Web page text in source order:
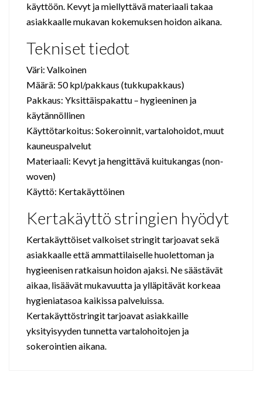
käyttöön. Kevyt ja miellyttävä materiaali takaa
asiakkaalle mukavan kokemuksen hoidon aikana.
Tekniset tiedot
Väri: Valkoinen
Määrä: 50 kpl/pakkaus (tukkupakkaus)
Pakkaus: Yksittäispakattu – hygieeninen ja
käytännöllinen
Käyttötarkoitus: Sokeroinnit, vartalohoidot, muut
kauneuspalvelut
Materiaali: Kevyt ja hengittävä kuitukangas (non-
woven)
Käyttö: Kertakäyttöinen
Kertakäyttö stringien hyödyt
Kertakäyttöiset valkoiset stringit tarjoavat sekä
asiakkaalle että ammattilaiselle huolettoman ja
hygieenisen ratkaisun hoidon ajaksi. Ne säästävät
aikaa, lisäävät mukavuutta ja ylläpitävät korkeaa
hygieniatasoa kaikissa palveluissa.
Kertakäyttöstringit tarjoavat asiakkaille
yksityisyyden tunnetta vartalohoitojen ja
sokerointien aikana.